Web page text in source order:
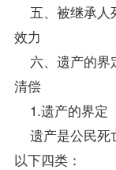
五、被继承人
效力
六、遗产的界
清偿
1.遗产的界定
遗产是公民死
以下四类：